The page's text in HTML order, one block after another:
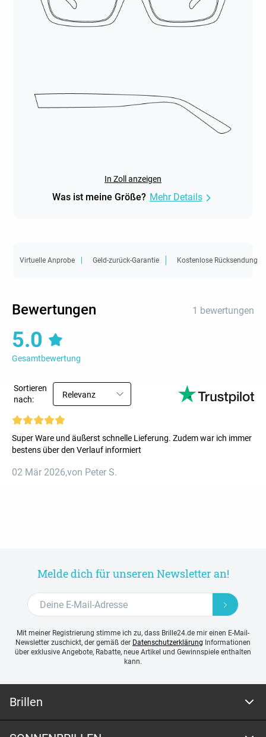
In Zoll anzeigen
Was ist meine Größe? Mehr Details
Virtuelle Anprobe Geld-zurück-Garantie Kostenlose Rücksendung
Bewertungen 1 bewertungen
5.0
Gesamtbewertung
Sortieren
nach:
Relevanz
Super Ware und äußerst schnelle Lieferung. Zudem war ich immer
bestens über den Verlauf informiert
02 Mär 2026,von Peter S.
Melde dich für unseren Newsletter an!
Mit meiner Registrierung stimme ich zu, dass Brille24.de mir einen E-Mail-
Newsletter zuschickt, der gemäß der Datenschutzerklärung Informationen
über exklusive Angebote, Rabatte, neue Artikel und Gewinnspiele enthalten
kann.
Brillen